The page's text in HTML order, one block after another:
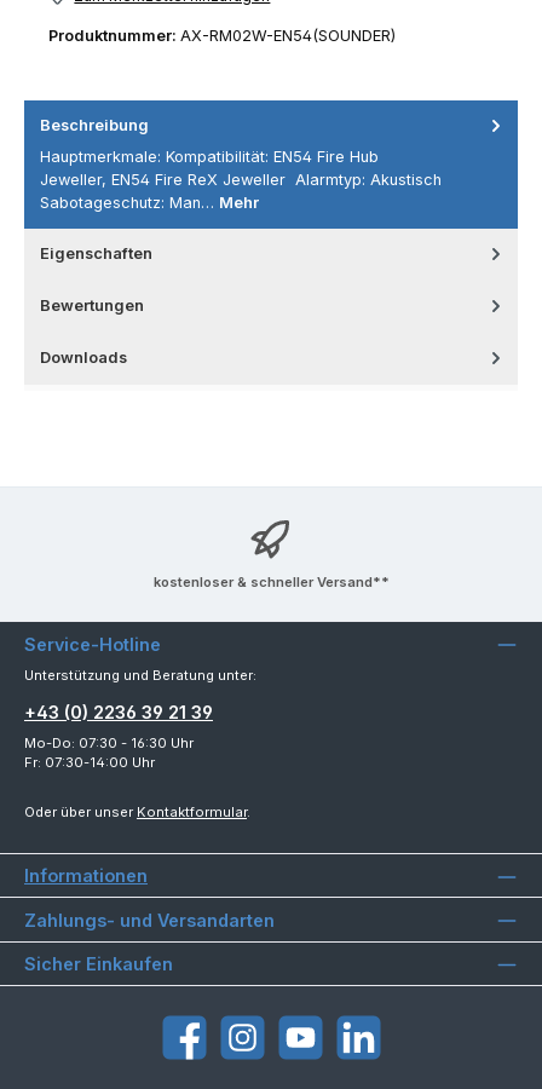
Produktnummer: AX-RM02W-EN54(SOUNDER)
Beschreibung
Hauptmerkmale: Kompatibilität: EN54 Fire Hub
Jeweller, EN54 Fire ReX Jeweller Alarmtyp: Akustisch
Sabotageschutz: Man… Mehr
Eigenschaften
Bewertungen
Downloads
kostenloser & schneller Versand**
Service-Hotline
Unterstützung und Beratung unter:
+43 (0) 2236 39 21 39
Mo-Do: 07:30 - 16:30 Uhr
Fr: 07:30-14:00 Uhr
Oder über unser Kontaktformular.
Informationen
Zahlungs- und Versandarten
Sicher Einkaufen
FacebookInstagramYouTubeLinkedIn